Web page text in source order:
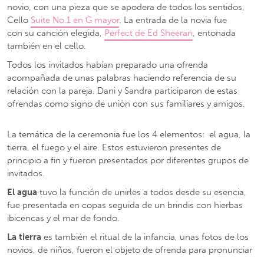
novio, con una pieza que se apodera de todos los sentidos,
Cello Suite No.1 en G mayor. La entrada de la novia fue
con su canción elegida, Perfect de Ed Sheeran, entonada
también en el cello.
Todos los invitados habían preparado una ofrenda
acompañada de unas palabras haciendo referencia de su
relación con la pareja. Dani y Sandra participaron de estas
ofrendas como signo de unión con sus familiares y amigos.
La temática de la ceremonia fue los 4 elementos: el agua, la
tierra, el fuego y el aire. Estos estuvieron presentes de
principio a fin y fueron presentados por diferentes grupos de
invitados.
El agua tuvo la función de unirles a todos desde su esencia,
fue presentada en copas seguida de un brindis con hierbas
ibicencas y el mar de fondo.
La tierra es también el ritual de la infancia, unas fotos de los
novios, de niños, fueron el objeto de ofrenda para pronunciar